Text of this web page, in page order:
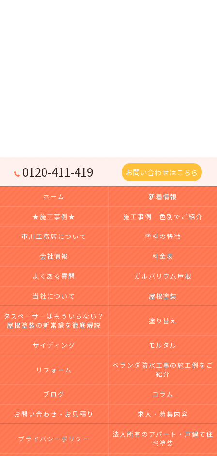
0120-411-419 お問い合わせはこちら
ホーム 新着情報
★施工事例★ 施工事例 色別でご紹介
市川工務店について 塗料の特徴
会社情報 料金表
よくある質問 ガルバリウム屋根
当社について 屋根塗装
タスペーサーはもういらない？
屋根塗装の新常識を徹底解説
塗り替え
サイディング モルタル
リフォーム
ベランダ防水工事の施工例をご
紹介
ブログ コラム
お問い合わせ・お見積り 求人・募集内容
プライバシーポリシー
法人所有のアパート・戸建て住
宅塗装